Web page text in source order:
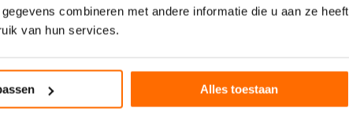
combineren met andere informatie die u aan ze heeft
van hun services.
Alles toestaan